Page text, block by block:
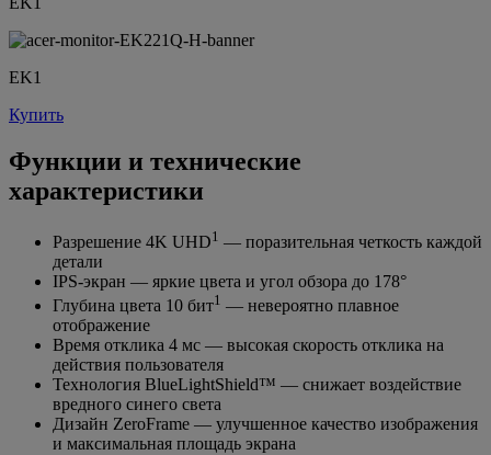
EK1
Купить
Функции и технические
характеристики
Разрешение 4K UHD1 — поразительная четкость каждой
детали
IPS-экран — яркие цвета и угол обзора до 178°
Глубина цвета 10 бит1 — невероятно плавное
отображение
Время отклика 4 мс — высокая скорость отклика на
действия пользователя
Технология BlueLightShield™ — снижает воздействие
вредного синего света
Дизайн ZeroFrame — улучшенное качество изображения
и максимальная площадь экрана